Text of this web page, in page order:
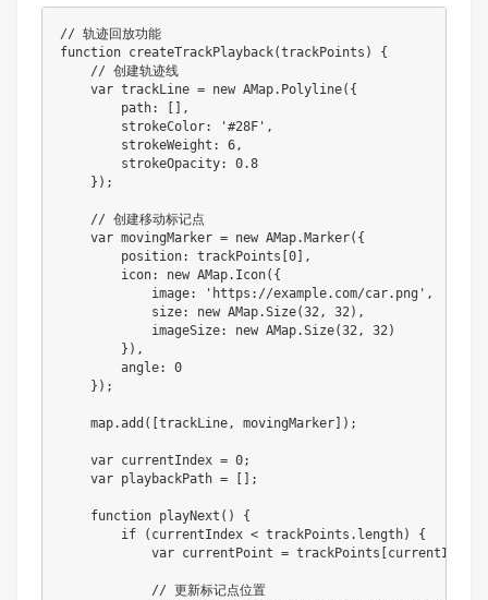
// 轨迹回放功能
function createTrackPlayback(trackPoints )
{
// 创建轨迹线
var trackLine = new AMap. Polyline( {
        path
:
,
        strokeColor
: '#28F' ,
        strokeWeight
: 6,
        strokeOpacity
:
0.8
} ) ;
// 创建移动标记点
var movingMarker = new AMap. Marker( {
        position
: trackPoints 0
,
        icon
: new AMap. Icon( {
            image
: 'https://example.com/car.png' ,
            size
: new AMap.Size(32, 32) ,
            imageSize
: new AMap.Size(32, 32)
} ) ,
        angle
:
0
} ) ;
    map
.add ( trackLine, movingMarker ) ;
var currentIndex = 0;
var playbackPath = ;
function playNext ( )
{
if
( currentIndex < trackPoints . length)
{
var currentPoint = trackPoints currentIndex
// 更新标记点位置